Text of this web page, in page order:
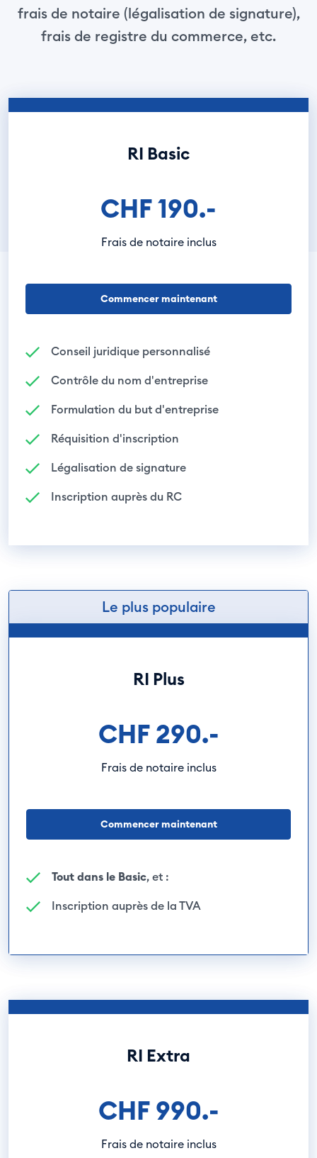
frais de notaire (légalisation de signature),
frais de registre du commerce, etc.
RI Basic
CHF 190.-
Frais de notaire inclus
Commencer maintenant
Conseil juridique personnalisé
Contrôle du nom d'entreprise
Formulation du but d'entreprise
Réquisition d'inscription
Légalisation de signature
Inscription auprès du RC
Le plus populaire
RI Plus
CHF 290.-
Frais de notaire inclus
Commencer maintenant
Tout dans le Basic, et :
Inscription auprès de la TVA
RI Extra
CHF 990.-
Frais de notaire inclus